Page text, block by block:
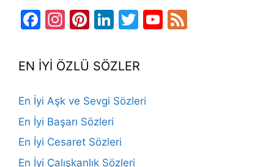
Facebook
Instagram
Pinterest
LinkedIn
TwitterYouTube
EN İYİ ÖZLÜ SÖZLER
En İyi Aşk ve Sevgi Sözleri
En İyi Başarı Sözleri
En İyi Cesaret Sözleri
En İyi Çalışkanlık Sözleri